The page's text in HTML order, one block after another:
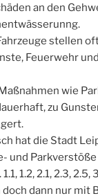
an den
stellen
Feuerwehr
wie
zu
hat die Stadt
und Parkverstöße
1.2, 2.1, 2.3,
dann nur mit